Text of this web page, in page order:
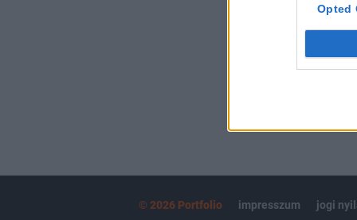
Opted
MÁR
© 2026 Portfolio impresszum jogi